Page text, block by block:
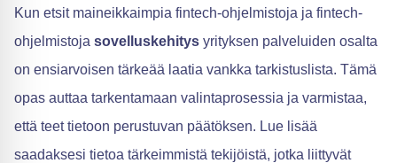
Kun etsit maineikkaimpia fintech-ohjelmistoja ja fintech-
ohjelmistoja sovelluskehitys yrityksen palveluiden osalta
on ensiarvoisen tärkeää laatia vankka tarkistuslista. Tämä
opas auttaa tarkentamaan valintaprosessia ja varmistaa,
että teet tietoon perustuvan päätöksen. Lue lisää
saadaksesi tietoa tärkeimmistä tekijöistä, jotka liittyvät